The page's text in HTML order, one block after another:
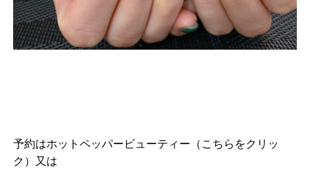
予約はホットペッパービューティー（こちらをクリッ
ク）
又は